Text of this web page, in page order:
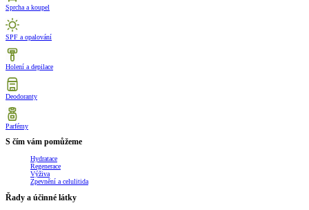
Sprcha a koupel
SPF a opalování
Holení a depilace
Deodoranty
Parfémy
S čím vám pomůžeme
Hydratace
Regenerace
Výživa
Zpevnění a celulitida
Řady a účinné látky